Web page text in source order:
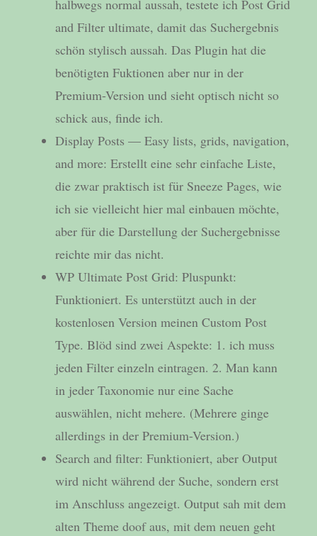
halbwegs normal aussah, testete ich Post Grid
and Filter ultimate, damit das Suchergebnis
schön stylisch aussah. Das Plugin hat die
benötigten Fuktionen aber nur in der
Premium-Version und sieht optisch nicht so
schick aus, finde ich.
Display Posts — Easy lists, grids, navigation,
and more: Erstellt eine sehr einfache Liste,
die zwar praktisch ist für Sneeze Pages, wie
ich sie vielleicht hier mal einbauen möchte,
aber für die Darstellung der Suchergebnisse
reichte mir das nicht.
WP Ultimate Post Grid: Pluspunkt:
Funktioniert. Es unterstützt auch in der
kostenlosen Version meinen Custom Post
Type. Blöd sind zwei Aspekte: 1. ich muss
jeden Filter einzeln eintragen. 2. Man kann
in jeder Taxonomie nur eine Sache
auswählen, nicht mehere. (Mehrere ginge
allerdings in der Premium-Version.)
Search and filter: Funktioniert, aber Output
wird nicht während der Suche, sondern erst
im Anschluss angezeigt. Output sah mit dem
alten Theme doof aus, mit dem neuen geht